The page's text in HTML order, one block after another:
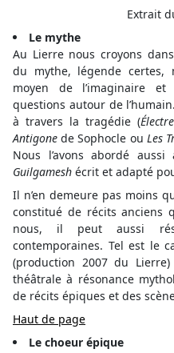
Extrait
Le mythe
Au Lierre nous croyons
du mythe, légende
moyen de l’imaginaire
questions autour de
à travers la tragédie (Électre
Antigone de Sophocle ou Les
Nous l’avons abordé
Guilgamesh écrit et adapté
Il n’en demeure pas moins
constitué de récits anciens
nous, il peut aussi
contemporaines. Tel est le
(production 2007 du
théâtrale à résonance
de récits épiques et des
Haut de page
Le choeur épique